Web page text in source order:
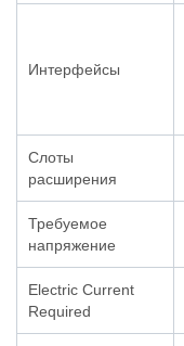
Интерфейсы
Слоты
расширения
Требуемое
напряжение
Electric Current
Required